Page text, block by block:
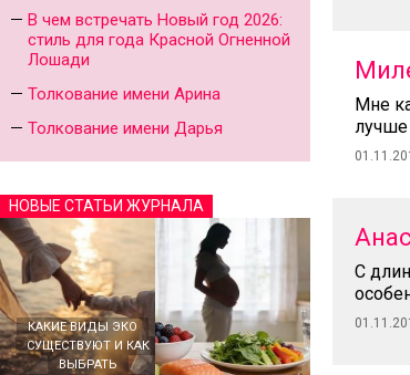
В чем встречать Новый год 2026:
стиль для года Красной Огненной
Лошади
Толкование имени Арина
Толкование имени Дарья
НОВЫЕ СТАТЬИ ЖУРНАЛА
КАКИЕ ВИДЫ ЭКО
СУЩЕСТВУЮТ И КАК
ВЫБРАТЬ
Мне
лучше
С